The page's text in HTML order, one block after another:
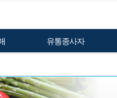
유통종사자